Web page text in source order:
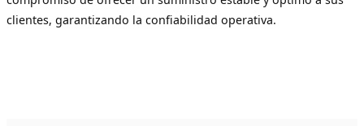
clientes, garantizando la confiabilidad operativa.